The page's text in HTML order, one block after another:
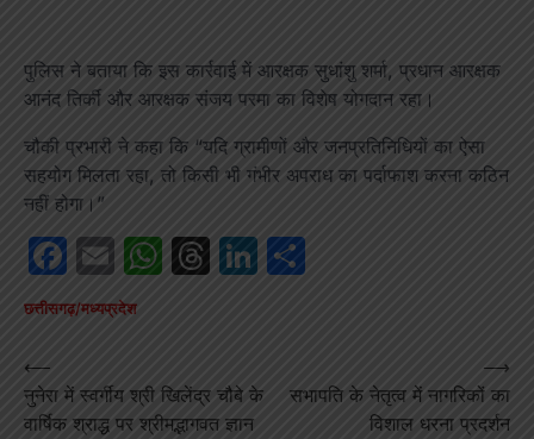
पुलिस ने बताया कि इस कार्रवाई में आरक्षक सुधांशु शर्मा, प्रधान आरक्षक
आनंद तिर्की और आरक्षक संजय परमा का विशेष योगदान रहा।
चौकी प्रभारी ने कहा कि “यदि ग्रामीणों और जनप्रतिनिधियों का ऐसा
सहयोग मिलता रहा, तो किसी भी गंभीर अपराध का पर्दाफाश करना कठिन
नहीं होगा।”
Facebook
EmailWhatsApp
Threads
LinkedIn
छत्तीसगढ़/मध्यप्रदेश
Post
navigation
⟵
नुनेरा में स्वर्गीय श्री खिलेंद्र चौबे के
वार्षिक श्राद्ध पर श्रीमद्भागवत ज्ञान
सभापति के नेतृत्व में नागरिकों का
विशाल धरना प्रदर्शन
⟶